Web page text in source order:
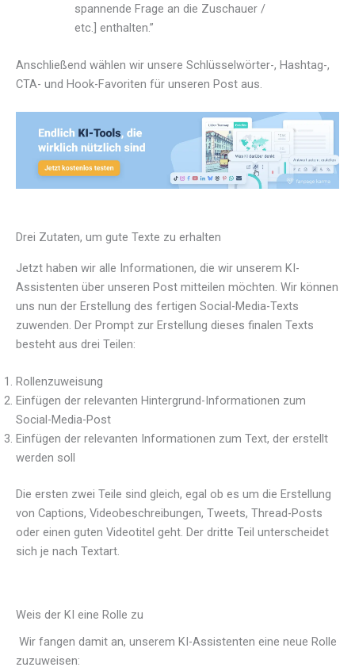
spannende Frage an die Zuschauer /
etc.] enthalten.”
Anschließend wählen wir unsere Schlüsselwörter-, Hashtag-,
CTA- und Hook-Favoriten für unseren Post aus.
Drei Zutaten, um gute Texte zu erhalten
Jetzt haben wir alle Informationen, die wir unserem KI-
Assistenten über unseren Post mitteilen möchten. Wir können
uns nun der Erstellung des fertigen Social-Media-Texts
zuwenden. Der Prompt zur Erstellung dieses finalen Texts
besteht aus drei Teilen:
Rollenzuweisung
Einfügen der relevanten Hintergrund-Informationen zum
Social-Media-Post
Einfügen der relevanten Informationen zum Text, der erstellt
werden soll
Die ersten zwei Teile sind gleich, egal ob es um die Erstellung
von Captions, Videobeschreibungen, Tweets, Thread-Posts
oder einen guten Videotitel geht. Der dritte Teil unterscheidet
sich je nach Textart.
Weis der KI eine Rolle zu
Wir fangen damit an, unserem KI-Assistenten eine neue Rolle
zuzuweisen: